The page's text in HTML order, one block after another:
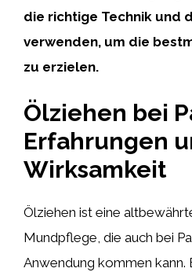
die richtige Technik und
verwenden, um die
zu erzielen.
Ölziehen bei
Erfahrungen
Wirksamkeit
Ölziehen ist eine
Mundpflege, die auch bei
Anwendung kommen kann.